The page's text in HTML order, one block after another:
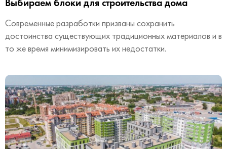
Выбираем блоки для строительства дома
Современные разработки призваны сохранить
достоинства существующих традиционных материалов и в
то же время минимизировать их недостатки.